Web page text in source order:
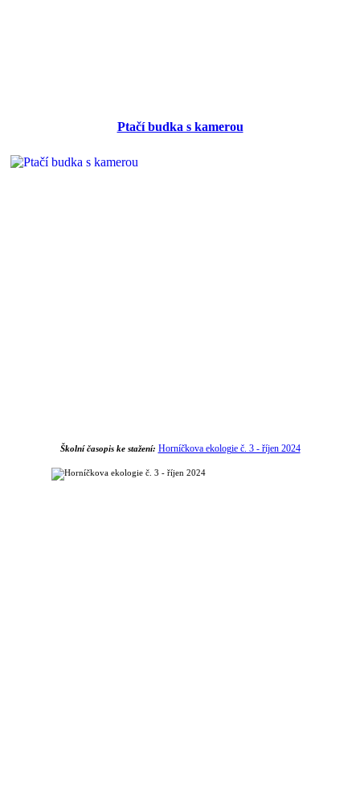
Ptačí budka s kamerou
Školní časopis ke stažení: Horníčkova ekologie č. 3 - říjen 2024